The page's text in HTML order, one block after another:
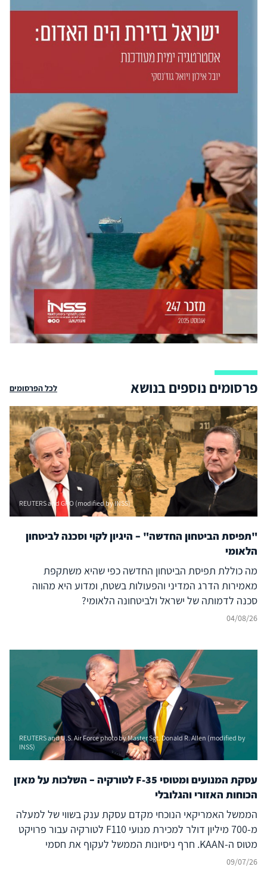
פרסומים נוספים בנושא לכל הפרסומים
REUTERS and GPO (modified by INSS)
"תפיסת הביטחון החדשה" – היגיון לקוי וסכנה לביטחון
הלאומי
מה כוללת תפיסת הביטחון החדשה כפי שהיא משתקפת
מאמירות הדרג המדיני והפעולות בשטח, ומדוע היא מהווה
סכנה לדמותה של ישראל ולביטחונה הלאומי?
04/08/26
REUTERS and U.S. Air Force photo by Master Sgt. Donald R. Allen (modified by
INSS)
עסקת המנועים ומטוסי F-35 לטורקיה – השלכות על מאזן
הכוחות האזורי והגלובלי
הממשל האמריקאי הנוכחי מקדם עסקת ענק בשווי של למעלה
מ-700 מיליון דולר למכירת מנועי F110 לטורקיה עבור פרויקט
מטוס ה-KAAN. חרף ניסיונות הממשל לעקוף את חסמי
הקונגרס, המהלך אינו אירוע מבודד אלא מאיץ אסטרטגי שנועד
09/07/26